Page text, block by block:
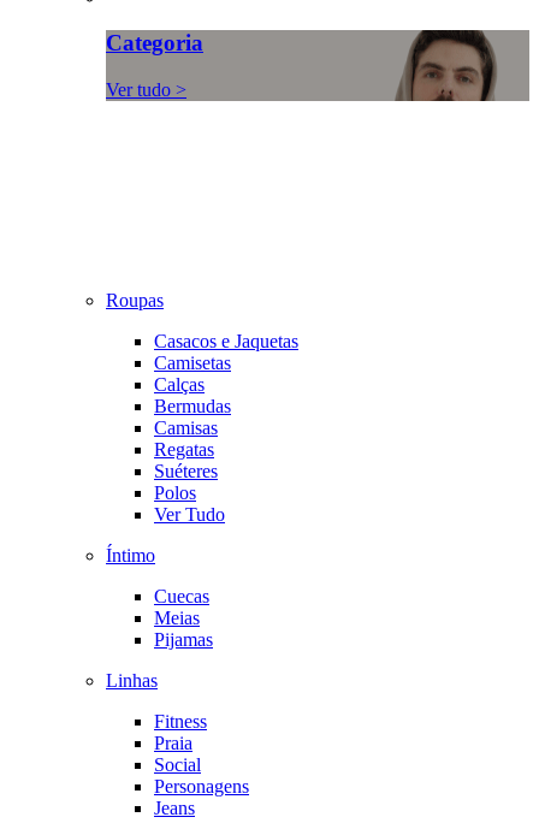
Categoria
Ver tudo >
Roupas
Casacos e Jaquetas
Camisetas
Calças
Bermudas
Camisas
Regatas
Suéteres
Polos
Ver Tudo
Íntimo
Cuecas
Meias
Pijamas
Linhas
Fitness
Praia
Social
Personagens
Jeans